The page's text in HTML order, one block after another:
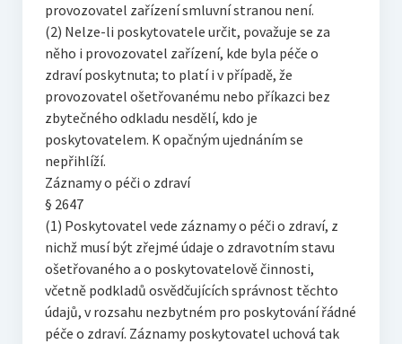
provozovatel zařízení smluvní stranou není.
(2) Nelze-li poskytovatele určit, považuje se za
něho i provozovatel zařízení, kde byla péče o
zdraví poskytnuta; to platí i v případě, že
provozovatel ošetřovanému nebo příkazci bez
zbytečného odkladu nesdělí, kdo je
poskytovatelem. K opačným ujednáním se
nepřihlíží.
Záznamy o péči o zdraví
§ 2647
(1) Poskytovatel vede záznamy o péči o zdraví, z
nichž musí být zřejmé údaje o zdravotním stavu
ošetřovaného a o poskytovatelově činnosti,
včetně podkladů osvědčujících správnost těchto
údajů, v rozsahu nezbytném pro poskytování řádné
péče o zdraví. Záznamy poskytovatel uchová tak